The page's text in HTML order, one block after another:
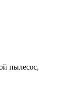
пылесос,